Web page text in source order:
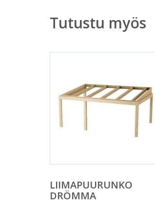
Tutustu myös
LIIMAPUURUNKO
DRÖMMA